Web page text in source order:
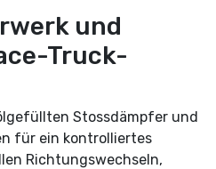
und
Truck-
Stossdämpfer und
für ein kontrolliertes
Richtungswechseln,